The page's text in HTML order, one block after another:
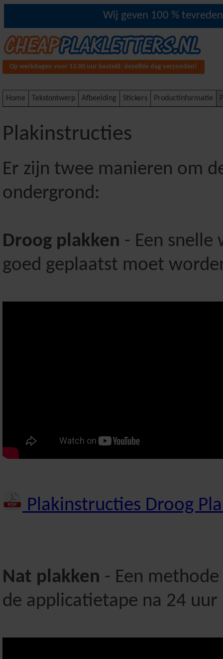
Wij geven 100 %
Op werkdagen voor 13.00 uur besteld: dezelfde dag verzonden!
Home Tekstontwerp Afbeelding Stickers Productinformatie
Plakinstructies
Er zijn twee manieren om
ondergrond:
Droog plakken - Een
goed geplaatst moet
Plakinstructies Droog
Nat plakken - Een
de applicatietape na 24